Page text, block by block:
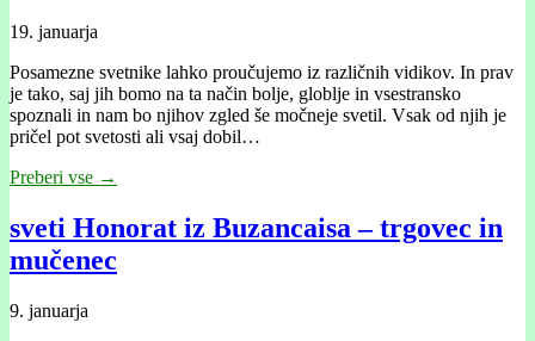
19. januarja
Posamezne svetnike lahko proučujemo iz različnih vidikov. In prav
je tako, saj jih bomo na ta način bolje, globlje in vsestransko
spoznali in nam bo njihov zgled še močneje svetil. Vsak od njih je
pričel pot svetosti ali vsaj dobil…
Preberi vse →
sveti Honorat iz Buzancaisa – trgovec in
mučenec
9. januarja